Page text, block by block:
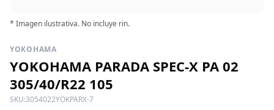
* Imagen ilustrativa. No incluye rin.
YOKOHAMA
YOKOHAMA PARADA SPEC-X PA 02
305/40/R22 105
SKU:3054022YOKPARX-7